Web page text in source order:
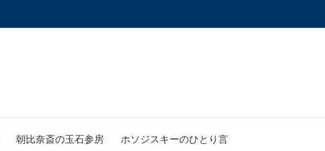
朝比奈斎の玉石参房 ホソジスキーのひとり言